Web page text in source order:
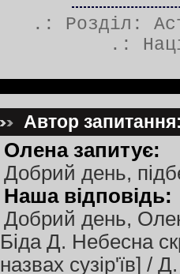
.: Розділ:
.:
Автор
Олена запитує:
Добрий день,
Наша відповідь:
Добрий день,
Біда Д. Небесна
назвах сузір'їв]